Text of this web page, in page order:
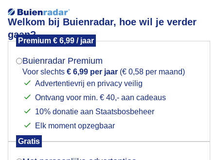
Welkom bij Buienradar, hoe wil je verder
gaan?
Premium € 6,99 / jaar
Buienradar Premium
Voor slechts € 6,99 per jaar (€ 0,58 per maand)
Advertentievrij en privacy veilig
Ontvang voor min. € 40,- aan cadeaus
10% donatie aan Staatsbosbeheer
Elk moment opzegbaar
Gratis
VLIEGTUIGSPOTTERS
Mogen we je locatie gebruiken voor het
Indien je hier nog geen akkoord op hebt gegeven,
verschijnt er zo een pop-up uit je browser waarin
Is goed, toon de popup